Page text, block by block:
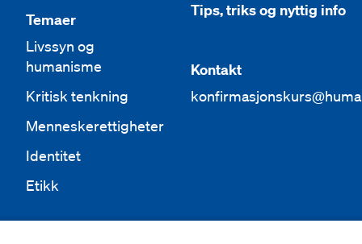
Temaer
Livssyn og
humanisme
Kritisk tenkning
Menneskerettigheter
Identitet
Etikk
Tips, triks og nyttig info
Kontakt